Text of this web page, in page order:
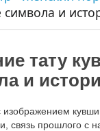
и
тату
и
изображением
связь прошлого с